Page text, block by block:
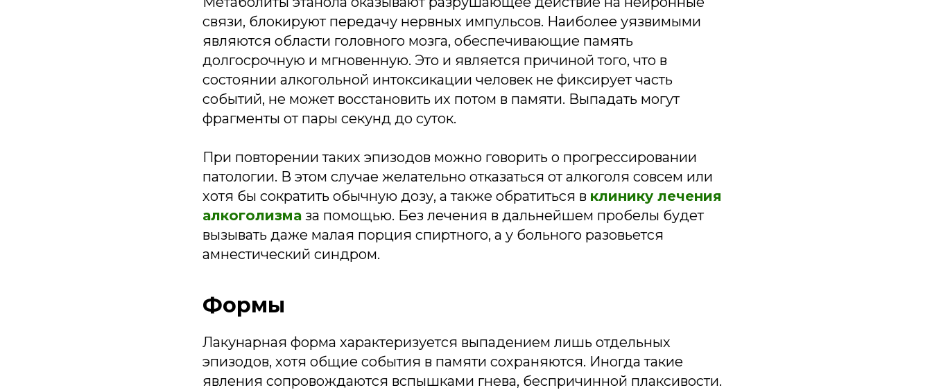
связи, блокируют передачу нервных импульсов. Наиболее уязвимыми
являются области головного мозга, обеспечивающие память
долгосрочную и мгновенную. Это и является причиной того, что в
состоянии алкогольной интоксикации человек не фиксирует часть
событий, не может восстановить их потом в памяти. Выпадать могут
фрагменты от пары секунд до суток.
При повторении таких эпизодов можно говорить о прогрессировании
патологии. В этом случае желательно отказаться от алкоголя совсем или
хотя бы сократить обычную дозу, а также обратиться в клинику лечения
алкоголизма за помощью. Без лечения в дальнейшем пробелы будет
вызывать даже малая порция спиртного, а у больного разовьется
амнестический синдром.
Формы
Лакунарная форма характеризуется выпадением лишь отдельных
эпизодов, хотя общие события в памяти сохраняются. Иногда такие
явления сопровождаются вспышками гнева, беспричинной плаксивости.